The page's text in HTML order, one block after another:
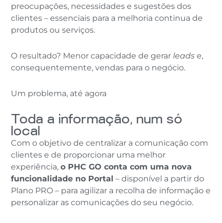
preocupações, necessidades e sugestões dos
clientes – essenciais para a melhoria continua de
produtos ou serviços.
O resultado? Menor capacidade de gerarleads e,
consequentemente, vendas para o negócio.
Um problema, até agora
Toda a informação, num só
local
Com o objetivo de centralizar a comunicação com
clientes e de proporcionar uma melhor
experiência,o PHC GO conta com uma nova
funcionalidade no Portal – disponível a partir do
Plano PRO – para agilizar a recolha de informação e
personalizar as comunicações do seu negócio.